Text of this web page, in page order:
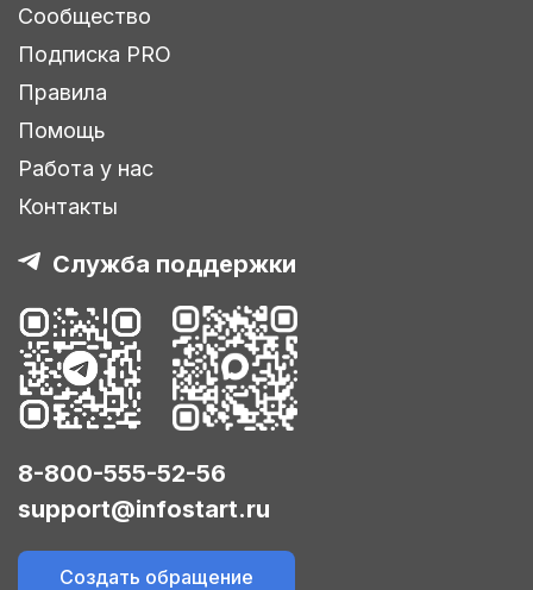
Сообщество
Подписка PRO
Правила
Помощь
Работа у нас
Контакты
Служба поддержки
8-800-555-52-56
support@infostart.ru
Создать обращение